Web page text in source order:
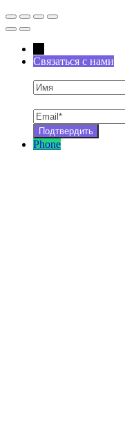
Связаться с нами
Phone